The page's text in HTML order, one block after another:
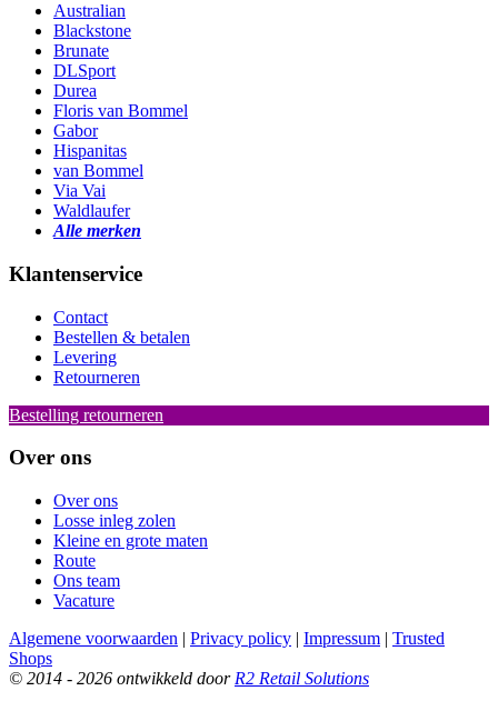
Australian
Blackstone
Brunate
DLSport
Durea
Floris van Bommel
Gabor
Hispanitas
van Bommel
Via Vai
Waldlaufer
Alle merken
Klantenservice
Contact
Bestellen & betalen
Levering
Retourneren
Bestelling retourneren
Over ons
Over ons
Losse inleg zolen
Kleine en grote maten
Route
Ons team
Vacature
Algemene voorwaarden | Privacy policy | Impressum | Trusted
Shops
© 2014 - 2026 ontwikkeld door R2 Retail Solutions